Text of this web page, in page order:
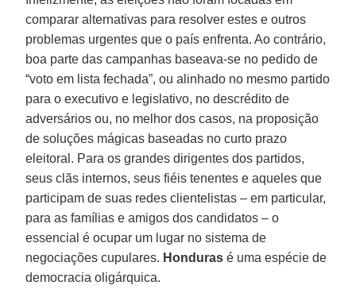
comparar alternativas para resolver estes e outros
problemas urgentes que o país enfrenta. Ao contrário,
boa parte das campanhas baseava-se no pedido de
“voto em lista fechada”, ou alinhado no mesmo partido
para o executivo e legislativo, no descrédito de
adversários ou, no melhor dos casos, na proposição
de soluções mágicas baseadas no curto prazo
eleitoral. Para os grandes dirigentes dos partidos,
seus clãs internos, seus fiéis tenentes e aqueles que
participam de suas redes clientelistas – em particular,
para as famílias e amigos dos candidatos – o
essencial é ocupar um lugar no sistema de
negociações cupulares. Honduras é uma espécie de
democracia oligárquica.